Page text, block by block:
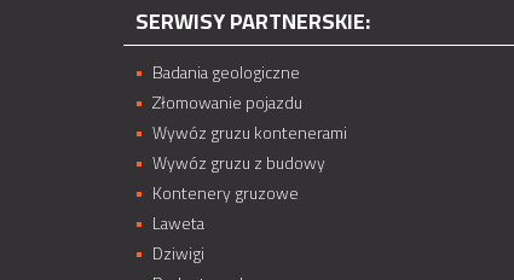
SERWISY PARTNERSKIE:
Badania geologiczne
Złomowanie pojazdu
Wywóz gruzu kontenerami
Wywóz gruzu z budowy
Kontenery gruzowe
Laweta
Dziwigi